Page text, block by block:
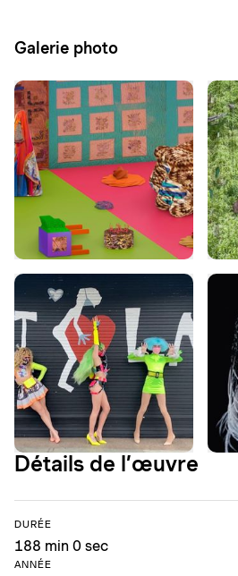
Galerie photo
Détails de l’œuvre
DURÉE
188 min 0 sec
ANNÉE